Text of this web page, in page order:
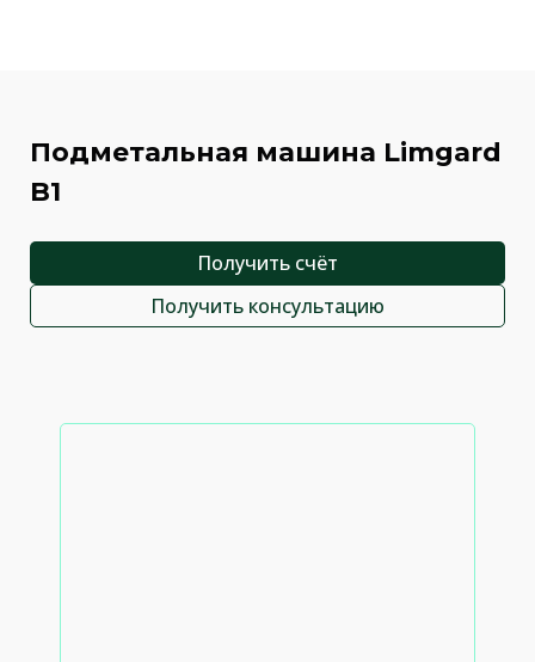
Подметальная машина Limgard
B1
Получить счёт
Получить консультацию